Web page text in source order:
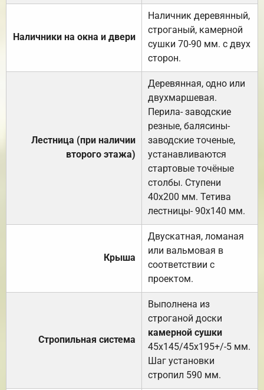
Наличники на окна и двери
Наличник деревянный,
строганый, камерной
сушки 70-90 мм. с двух
сторон.
Лестница (при наличии
второго этажа)
Деревянная, одно или
двухмаршевая.
Перила- заводские
резные, балясины-
заводские точеные,
устанавливаются
стартовые точёные
столбы. Ступени
40х200 мм. Тетива
лестницы- 90х140 мм.
Крыша
Двускатная, ломаная
или вальмовая в
соответствии с
проектом.
Стропильная система
Выполнена из
строганой доски
камерной сушки
45х145/45х195+/-5 мм.
Шаг установки
стропил 590 мм.